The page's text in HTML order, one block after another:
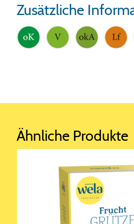
Zusätzliche
Ähnliche Produkte